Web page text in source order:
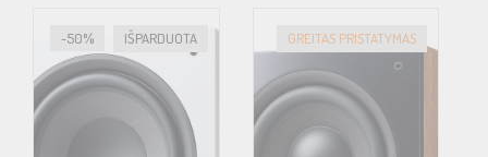
-50% IŠPARDUOTA GREITAS PRISTATYMAS